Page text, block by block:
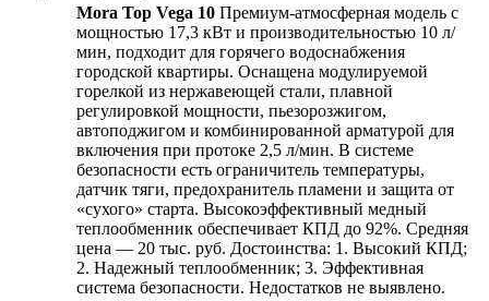
Mora Top Vega 10 Премиум-атмосферная модель с
мощностью 17,3 кВт и производительностью 10 л/
мин, подходит для горячего водоснабжения
городской квартиры. Оснащена модулируемой
горелкой из нержавеющей стали, плавной
регулировкой мощности, пьезорозжигом,
автоподжигом и комбинированной арматурой для
включения при протоке 2,5 л/мин. В системе
безопасности есть ограничитель температуры,
датчик тяги, предохранитель пламени и защита от
«сухого» старта. Высокоэффективный медный
теплообменник обеспечивает КПД до 92%. Средняя
цена — 20 тыс. руб. Достоинства: 1. Высокий КПД;
2. Надежный теплообменник; 3. Эффективная
система безопасности. Недостатков не выявлено.